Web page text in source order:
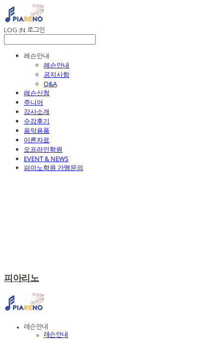
LOG IN 로그인
레슨안내
레슨안내
공지사항
Q&A
레슨신청
주니어
강사소개
수강후기
음악용품
이론자료
오프라인학원
EVENT & NEWS
피아노학원 가맹문의
피아리노
레슨안내
레슨안내